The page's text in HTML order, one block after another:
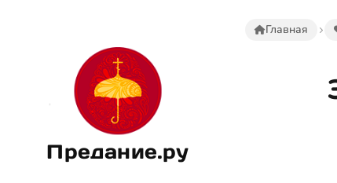
Предание.ру
Главная